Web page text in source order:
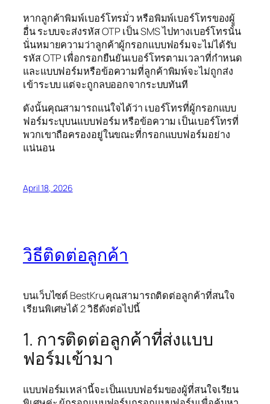
หากลูกค้าพิมพ์เบอร์โทรมั่ว หรือพิมพ์เบอร์โทรของผู้
อื่น ระบบจะส่งรหัส OTP เป็น SMS ไปทางเบอร์โทรนั้น
นั่นหมายความว่าลูกค้าผู้กรอกแบบฟอร์มจะไม่ได้รับ
รหัส OTP เพื่อกรอกยืนยันเบอร์โทรตามเวลาที่กำหนด
และแบบฟอร์มหรือข้อความที่ลูกค้าพิมพ์จะไม่ถูกส่ง
เข้าระบบ แต่จะถูกลบออกจากระบบทันที
ดังนั้นคุณสามารถแน่ใจได้ว่า เบอร์โทรที่ผู้กรอกแบบ
ฟอร์มระบุบนแบบฟอร์ม หรือข้อความ เป็นเบอร์โทรที่
พวกเขาถือครองอยู่ในขณะที่กรอกแบบฟอร์มอย่าง
แน่นอน
April 18, 2026
วิธีติดต่อลูกค้า
บนเว็บไซต์ BestKru คุณสามารถติดต่อลูกค้าที่สนใจ
เรียนพิเศษได้ 2 วิธีดังต่อไปนี้
1. การติดต่อลูกค้าที่ส่งแบบ
ฟอร์มเข้ามา
แบบฟอร์มเหล่านี้จะเป็นแบบฟอร์มของผู้ที่สนใจเรียน